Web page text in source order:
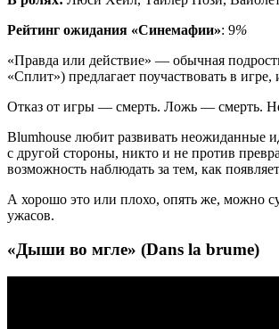
Рейтинг ожидания «Синемафии»: 9%
«Правда или действие» — обычная
«Сплит») предлагает поучаствовать в игре,
Отказ от игры — смерть. Ложь — смерть.
Blumhouse любит развивать неожиданные
с другой стороны, никто и не против
возможность наблюдать за тем, как
А хорошо это или плохо, опять же, можно
ужасов.
«Дыши во мгле» (Dans la brume)